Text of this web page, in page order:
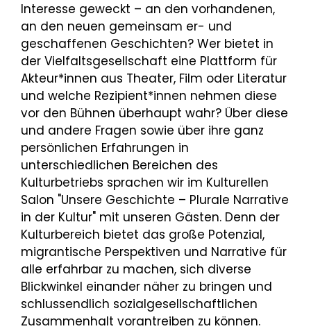
Interesse geweckt – an den vorhandenen,
an den neuen gemeinsam er- und
geschaffenen Geschichten? Wer bietet in
der Vielfaltsgesellschaft eine Plattform für
Akteur*innen aus Theater, Film oder Literatur
und welche Rezipient*innen nehmen diese
vor den Bühnen überhaupt wahr? Über diese
und andere Fragen sowie über ihre ganz
persönlichen Erfahrungen in
unterschiedlichen Bereichen des
Kulturbetriebs sprachen wir im Kulturellen
Salon "Unsere Geschichte – Plurale Narrative
in der Kultur" mit unseren Gästen. Denn der
Kulturbereich bietet das große Potenzial,
migrantische Perspektiven und Narrative für
alle erfahrbar zu machen, sich diverse
Blickwinkel einander näher zu bringen und
schlussendlich sozialgesellschaftlichen
Zusammenhalt vorantreiben zu können.